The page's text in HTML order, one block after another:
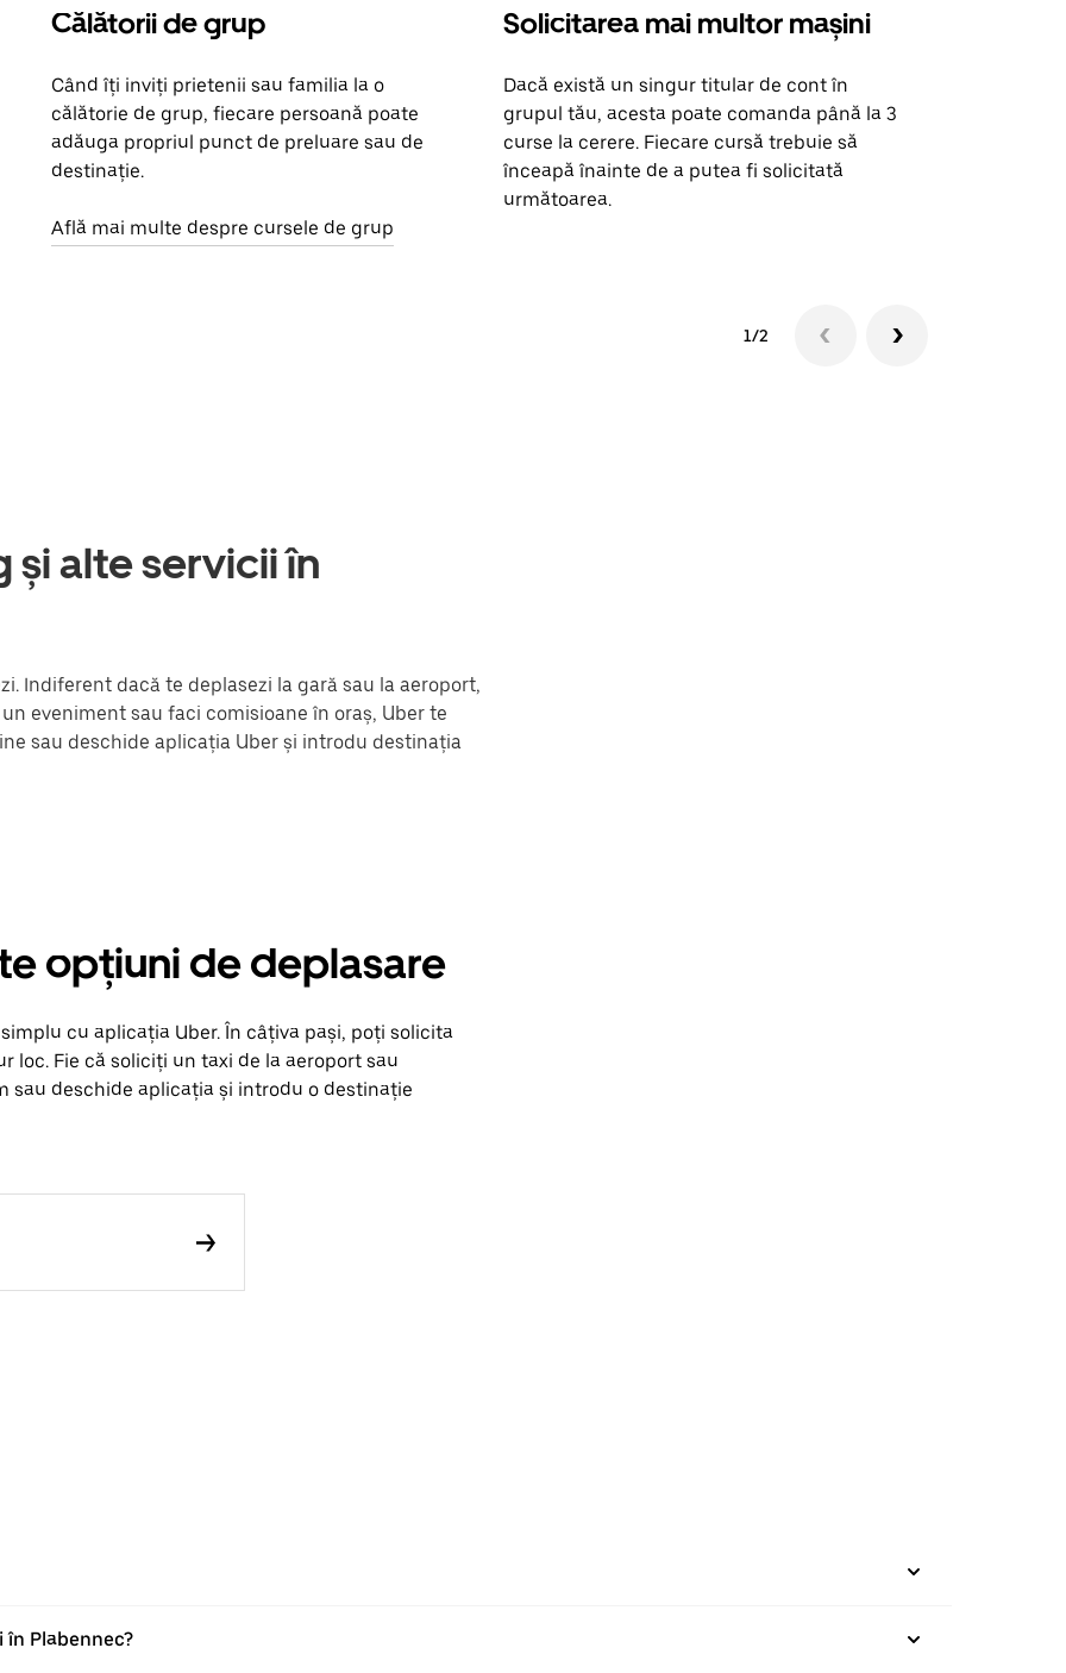
Călătorii de grup
Când îți inviți prietenii sau familia la o
călătorie de grup, fiecare persoană poate
adăuga propriul punct de preluare sau de
destinație.
Află mai multe despre cursele de grup
Solicitarea mai multor mașini
Dacă există un singur titular de cont în
grupul tău, acesta poate comanda până la 3
curse la cerere. Fiecare cursă trebuie să
înceapă înainte de a putea fi solicitată
următoarea.
1/2
și alte servicii în
Indiferent dacă te deplasezi la gară sau la aeroport,
eveniment sau faci comisioane în oraș, Uber te
sau deschide aplicația Uber și introdu destinația
opțiuni de deplasare
cu aplicația Uber. În câțiva pași, poți solicita
Fie că soliciți un taxi de la aeroport sau
sau deschide aplicația și introdu o destinație
în Plabennec?